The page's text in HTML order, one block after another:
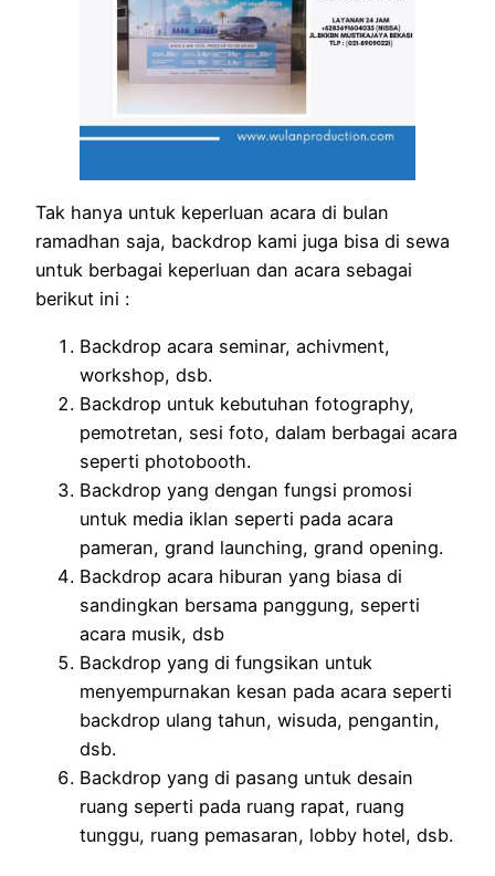
Tak hanya untuk keperluan acara di bulan
ramadhan saja, backdrop kami juga bisa di sewa
untuk berbagai keperluan dan acara sebagai
berikut ini :
Backdrop acara seminar, achivment,
workshop, dsb.
Backdrop untuk kebutuhan fotography,
pemotretan, sesi foto, dalam berbagai acara
seperti photobooth.
Backdrop yang dengan fungsi promosi
untuk media iklan seperti pada acara
pameran, grand launching, grand opening.
Backdrop acara hiburan yang biasa di
sandingkan bersama panggung, seperti
acara musik, dsb
Backdrop yang di fungsikan untuk
menyempurnakan kesan pada acara seperti
backdrop ulang tahun, wisuda, pengantin,
dsb.
Backdrop yang di pasang untuk desain
ruang seperti pada ruang rapat, ruang
tunggu, ruang pemasaran, lobby hotel, dsb.